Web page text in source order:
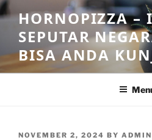
Skip
to
content
HORNOPIZZA –
SEPUTAR
BISA ANDA
POSTED
NOVEMBER 2, 2024 BY